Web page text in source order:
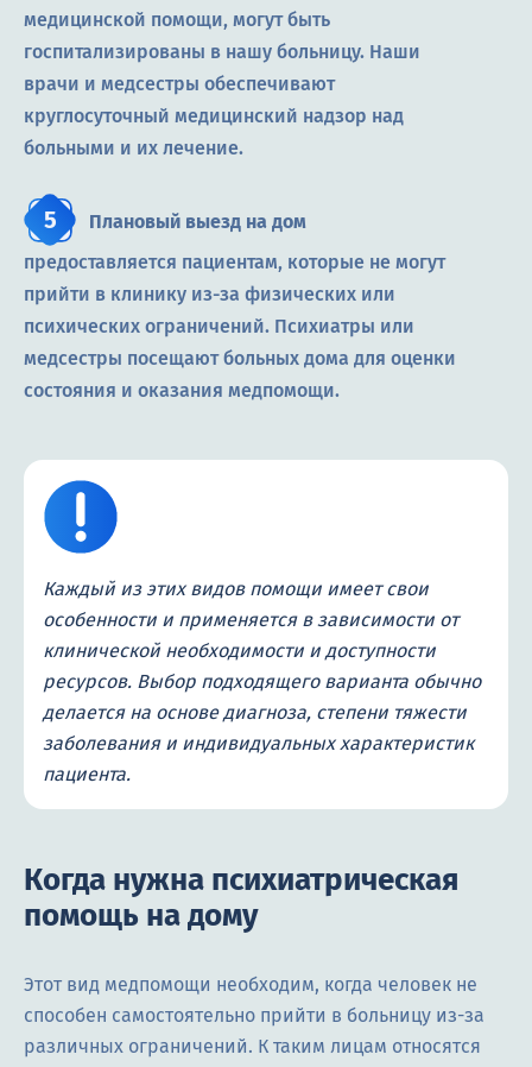
медицинской помощи, могут быть
госпитализированы в нашу больницу. Наши
врачи и медсестры обеспечивают
круглосуточный медицинский надзор над
больными и их лечение.
Плановый выезд на дом
предоставляется пациентам, которые не могут
прийти в клинику из-за физических или
психических ограничений. Психиатры или
медсестры посещают больных дома для оценки
состояния и оказания медпомощи.
Каждый из этих видов помощи имеет свои
особенности и применяется в зависимости от
клинической необходимости и доступности
ресурсов. Выбор подходящего варианта обычно
делается на основе диагноза, степени тяжести
заболевания и индивидуальных характеристик
пациента.
Когда нужна психиатрическая
помощь на дому
Этот вид медпомощи необходим, когда человек не
способен самостоятельно прийти в больницу из-за
различных ограничений. К таким лицам относятся